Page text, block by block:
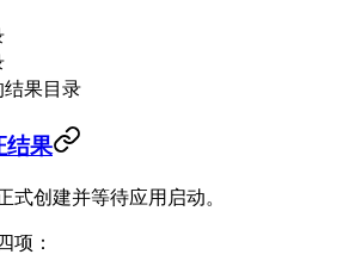
果目录
结果
式创建并等待应用启动。
项：